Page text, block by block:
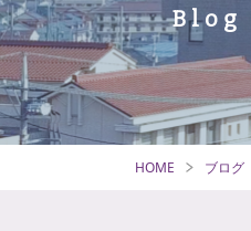
HOME ブログ